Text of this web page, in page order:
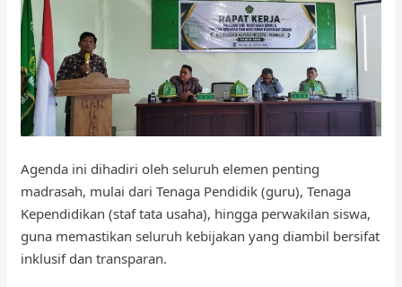
Agenda ini dihadiri oleh seluruh elemen penting
madrasah, mulai dari Tenaga Pendidik (guru), Tenaga
Kependidikan (staf tata usaha), hingga perwakilan siswa,
guna memastikan seluruh kebijakan yang diambil bersifat
inklusif dan transparan.